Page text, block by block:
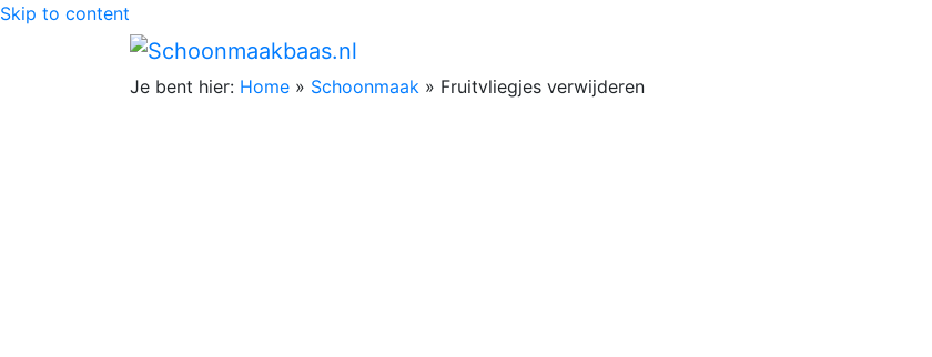
Skip to content
Je bent hier: Home » Schoonmaak » Fruitvliegjes verwijderen